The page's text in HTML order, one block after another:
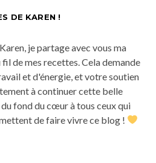
DE KAREN !
je partage avec vous ma
de mes recettes. Cela demande
et d'énergie, et votre soutien
à continuer cette belle
fond du cœur à tous ceux qui
de faire vivre ce blog !